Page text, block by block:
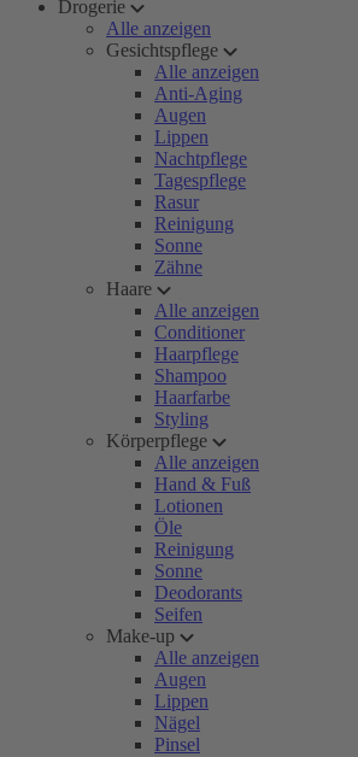
Drogerie
Alle anzeigen
Gesichtspflege
Alle anzeigen
Anti-Aging
Augen
Lippen
Nachtpflege
Tagespflege
Rasur
Reinigung
Sonne
Zähne
Haare
Alle anzeigen
Conditioner
Haarpflege
Shampoo
Haarfarbe
Styling
Körperpflege
Alle anzeigen
Hand & Fuß
Lotionen
Öle
Reinigung
Sonne
Deodorants
Seifen
Make-up
Alle anzeigen
Augen
Lippen
Nägel
Pinsel